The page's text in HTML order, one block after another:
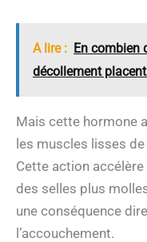
A lire : En combien
décollement
Mais cette hormone
les muscles lisses
Cette action
des selles plus
une conséquence
l’accouchement.